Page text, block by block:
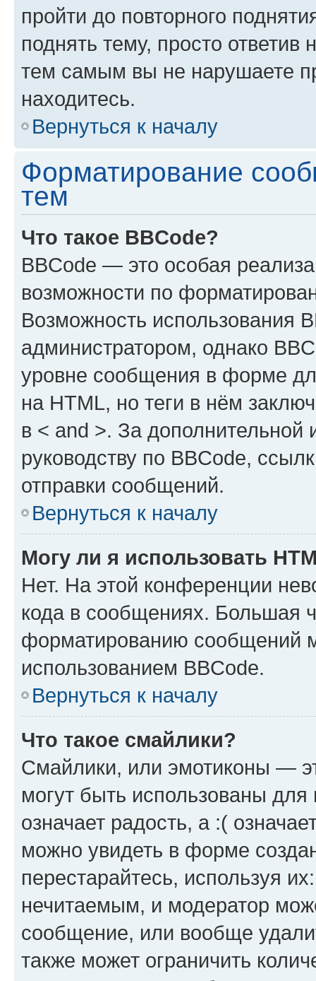
пройти до повторного
поднять тему, просто ответив
тем самым вы не нарушаете
находитесь.
Вернуться к началу
Форматирование
тем
Что такое BBCode?
BBCode — это особая
возможности по
Возможность использования
администратором, однако
уровне сообщения в форме
на HTML, но теги в нём
в < and >. За
руководству по BBCode,
отправки сообщений.
Вернуться к началу
Могу ли я использовать
Нет. На этой конференции
кода в сообщениях. Большая
форматированию сообщений
использованием BBCode.
Вернуться к началу
Что такое смайлики?
Смайлики, или эмотиконы —
могут быть использованы
означает радость, а :(
можно увидеть в форме
перестарайтесь, используя
нечитаемым, и модератор
сообщение, или вообще
также может ограничить